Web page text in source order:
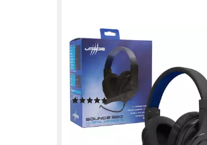
URAGE
Gaming USB 7.1 Headset Kopfhörer
SoundZ 320 Headset
kabelgebunden
Verbindung
(2)
17,90 € UVP49,99 €
-64%
lieferbar - in 2-3 Werktagen bei dir